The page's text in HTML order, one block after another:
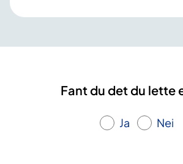
Fant du det du lette
Ja Nei